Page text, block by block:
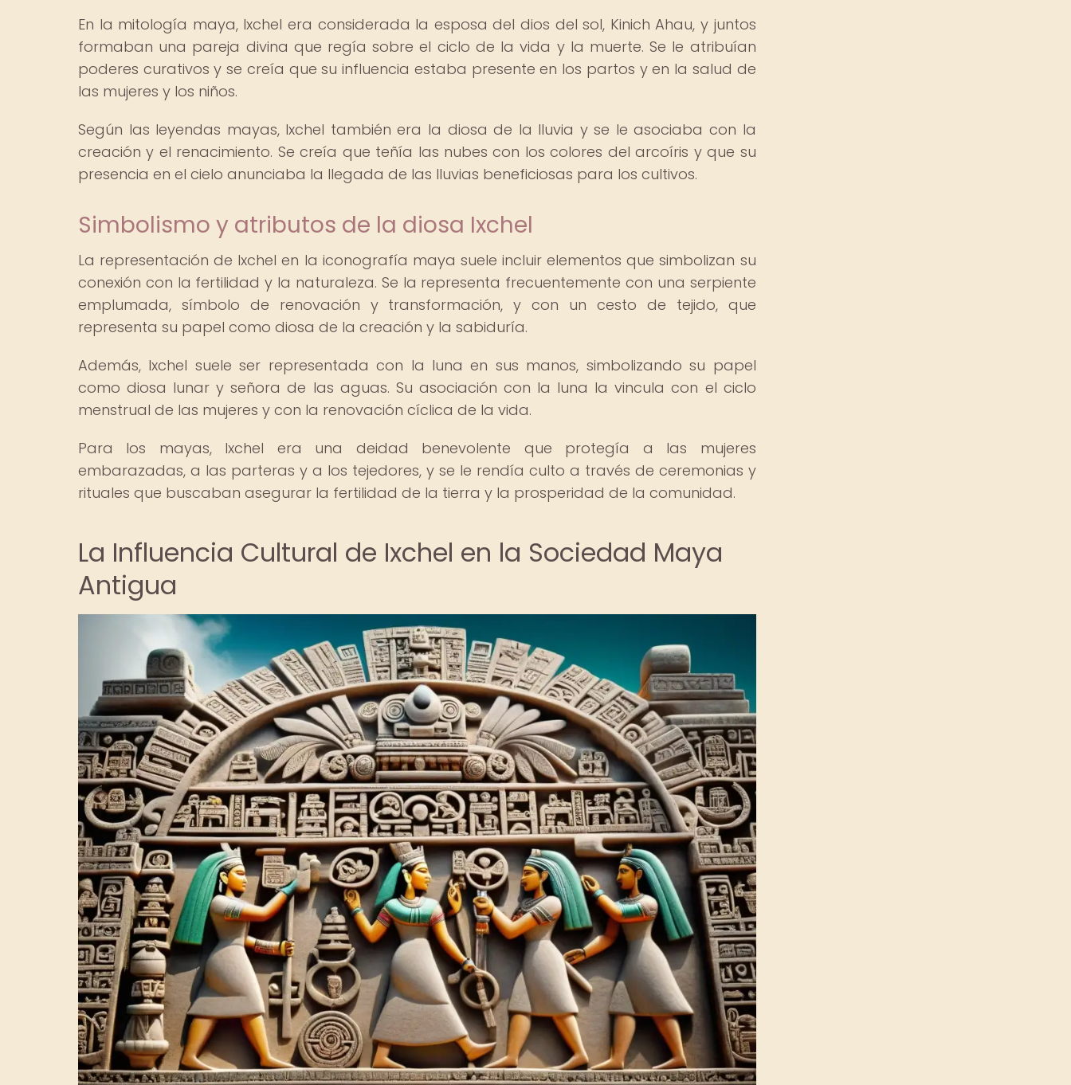
En la mitología maya, Ixchel era considerada la esposa del dios del sol, Kinich Ahau, y juntos
formaban una pareja divina que regía sobre el ciclo de la vida y la muerte. Se le atribuían
poderes curativos y se creía que su influencia estaba presente en los partos y en la salud de
las mujeres y los niños.
Según las leyendas mayas, Ixchel también era la diosa de la lluvia y se le asociaba con la
creación y el renacimiento. Se creía que teñía las nubes con los colores del arcoíris y que su
presencia en el cielo anunciaba la llegada de las lluvias beneficiosas para los cultivos.
Simbolismo y atributos de la diosa Ixchel
La representación de Ixchel en la iconografía maya suele incluir elementos que simbolizan su
conexión con la fertilidad y la naturaleza. Se la representa frecuentemente con una serpiente
emplumada, símbolo de renovación y transformación, y con un cesto de tejido, que
representa su papel como diosa de la creación y la sabiduría.
Además, Ixchel suele ser representada con la luna en sus manos, simbolizando su papel
como diosa lunar y señora de las aguas. Su asociación con la luna la vincula con el ciclo
menstrual de las mujeres y con la renovación cíclica de la vida.
Para los mayas, Ixchel era una deidad benevolente que protegía a las mujeres
embarazadas, a las parteras y a los tejedores, y se le rendía culto a través de ceremonias y
rituales que buscaban asegurar la fertilidad de la tierra y la prosperidad de la comunidad.
La Influencia Cultural de Ixchel en la Sociedad Maya
Antigua